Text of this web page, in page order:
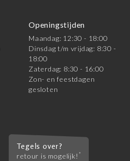
Openingstijden
Maandag: 12:30 - 18:00
Dinsdag t/m vrijdag: 8:30 -
18:00
Zaterdag: 8:30 - 16:00
Zon- en feestdagen
gesloten
Tegels over?
retour is mogelijk! *